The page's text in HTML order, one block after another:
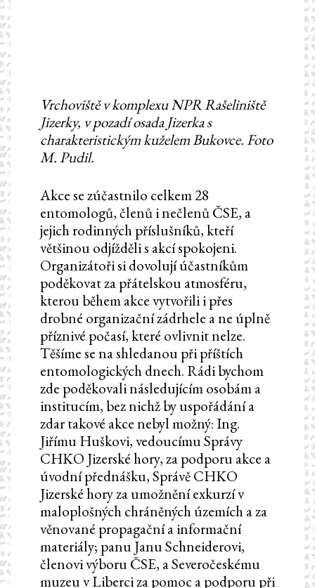
Vrchoviště v komplexu NPR Rašeliniště
Jizerky, v pozadí osada Jizerka s
charakteristickým kuželem Bukovce. Foto
M. Pudil.
Akce se zúčastnilo celkem 28
entomologů, členů i nečlenů ČSE, a
jejich rodinných příslušníků, kteří
většinou odjížděli s akcí spokojeni.
Organizátoři si dovolují účastníkům
poděkovat za přátelskou atmosféru,
kterou během akce vytvořili i přes
drobné organizační zádrhele a ne úplně
příznivé počasí, které ovlivnit nelze.
Těšíme se na shledanou při příštích
entomologických dnech. Rádi bychom
zde poděkovali následujícím osobám a
institucím, bez nichž by uspořádání a
zdar takové akce nebyl možný: Ing.
Jiřímu Huškovi, vedoucímu Správy
CHKO Jizerské hory, za podporu akce a
úvodní přednášku, Správě CHKO
Jizerské hory za umožnění exkurzí v
maloplošných chráněných územích a za
věnované propagační a informační
materiály; panu Janu Schneiderovi,
členovi výboru ČSE, a Severočeskému
muzeu v Liberci za pomoc a podporu při